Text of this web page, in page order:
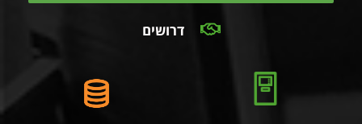
דרושים